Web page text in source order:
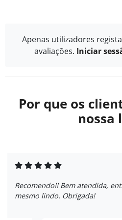
Apenas utilizadores
avaliações. Iniciar
Por que os
nossa
Recomendo!! Bem atendida,
mesmo lindo. Obrigada!